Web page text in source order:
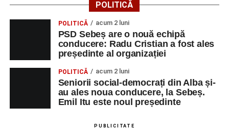
POLITICĂ
POLITICĂ acum 2 luni
PSD Sebeș are o nouă echipă
conducere: Radu Cristian a fost ales
președinte al organizației
POLITICĂ acum 2 luni
Seniorii social-democrați din Alba și-
au ales noua conducere, la Sebeș.
Emil Itu este noul președinte
PUBLICITATE